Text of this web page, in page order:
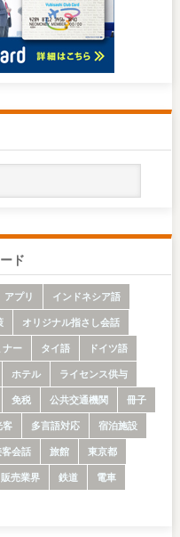
ド
アプリ
インドネシア語
オリジナル指さし会話
ナー タイ語
ドイツ語
ホテル
ライセンス供与
免税 公共交通機関
冊子
客 多言語対応
宿泊施設
会話 旅館
東京都
販売業界 鉄道
電車